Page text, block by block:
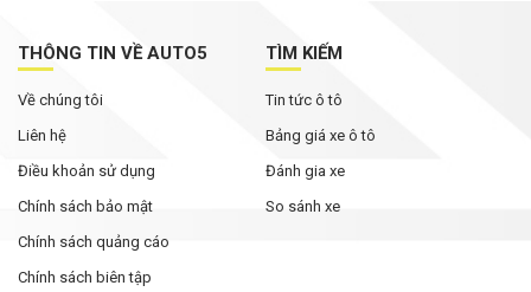
THÔNG TIN VỀ AUTO5
Về chúng tôi
Liên hệ
Điều khoản sử dụng
Chính sách bảo mật
Chính sách quảng cáo
Chính sách biên tập
TÌM KIẾM
Tin tức ô tô
Bảng giá xe ô tô
Đánh gia xe
So sánh xe